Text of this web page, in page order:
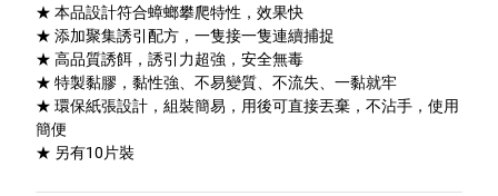
Facebook粉絲專頁
Line
Youtube
★ 本品設計符合蟑螂攀爬特性，效果快
★ 添加聚集誘引配方，一隻接一隻連續捕捉
★ 高品質誘餌，誘引力超強，安全無毒
★ 特製黏膠，黏性強、不易變質、不流失、一黏就牢
★ 環保紙張設計，組裝簡易，用後可直接丟棄，不沾手，使用
簡便
★ 另有10片裝